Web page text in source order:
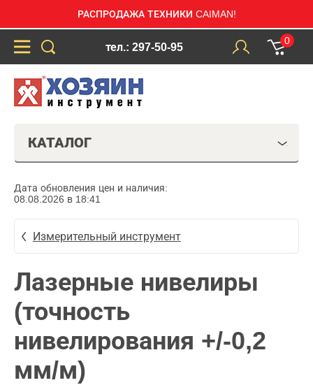
РАСПРОДАЖА ТЕХНИКИ CAIMAN!
тел.: 297-50-95
0
КАТАЛОГ
Дата обновления цен и наличия:
08.08.2026 в 18:41
Измерительный инструмент
Лазерные нивелиры
(точность
нивелирования +/-0,2
мм/м)